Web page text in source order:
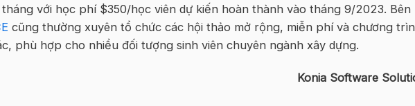
tháng với học phí $350/học viên dự kiến hoàn thành vào tháng 9/2023. Bên
cũng thường xuyên tổ chức các hội thảo mở rộng, miễn phí và chương
phù hợp cho nhiều đối tượng sinh viên chuyên ngành xây dựng.
Konia Software